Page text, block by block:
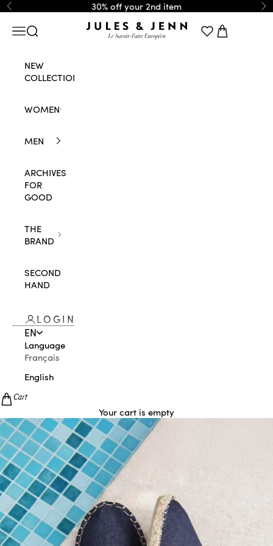
Skip to content
Previous 30% off your 2nd item
JULES & JENN
Navigation menu
Search Cart
NEW
COLLECTION
WOMEN
MEN
ARCHIVES
FOR
GOOD
THE
BRAND
SECOND
HAND
LOGIN
EN
Language
Français
English
Cart
Your cart is empty